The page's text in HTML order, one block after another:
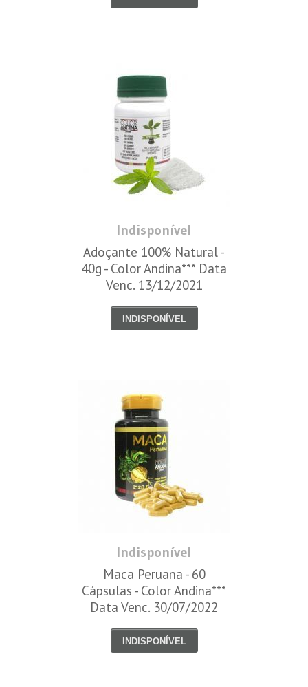
Indisponível
Adoçante 100% Natural -
40g - Color Andina*** Data
Venc. 13/12/2021
INDISPONÍVEL
Indisponível
Maca Peruana - 60
Cápsulas - Color Andina***
Data Venc. 30/07/2022
INDISPONÍVEL